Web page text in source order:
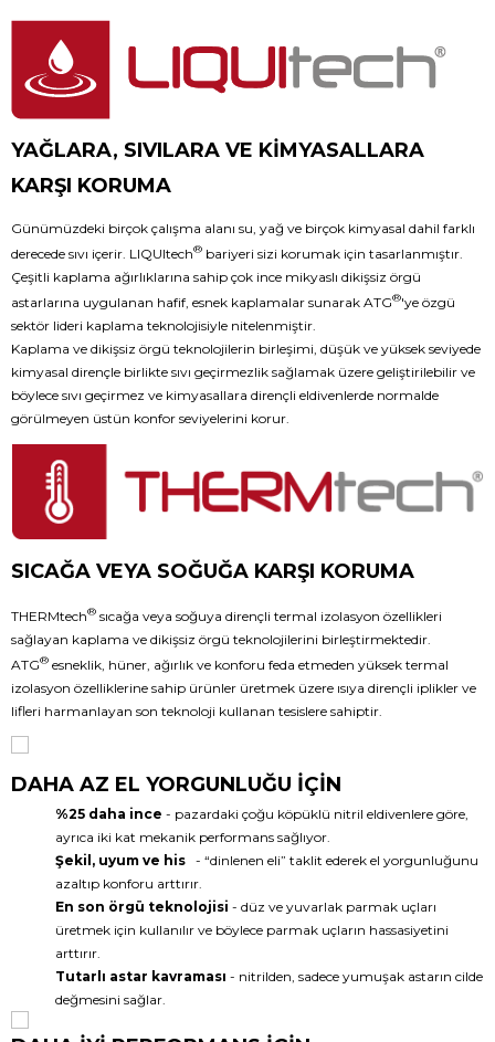
YAĞLARA, SIVILARA VE KİMYASALLARA
KARŞI KORUMA
Günümüzdeki birçok çalışma alanı su, yağ ve birçok kimyasal dahil farklı
derecede sıvı içerir. LIQUItech® bariyeri sizi korumak için tasarlanmıştır.
Çeşitli kaplama ağırlıklarına sahip çok ince mikyaslı dikişsiz örgü
astarlarına uygulanan hafif, esnek kaplamalar sunarak ATG®'ye özgü
sektör lideri kaplama teknolojisiyle nitelenmiştir.
Kaplama ve dikişsiz örgü teknolojilerin birleşimi, düşük ve yüksek seviyede
kimyasal dirençle birlikte sıvı geçirmezlik sağlamak üzere geliştirilebilir ve
böylece sıvı geçirmez ve kimyasallara dirençli eldivenlerde normalde
görülmeyen üstün konfor seviyelerini korur.
SICAĞA VEYA SOĞUĞA KARŞI KORUMA
THERMtech® sıcağa veya soğuya dirençli termal izolasyon özellikleri
sağlayan kaplama ve dikişsiz örgü teknolojilerini birleştirmektedir.
ATG® esneklik, hüner, ağırlık ve konforu feda etmeden yüksek termal
izolasyon özelliklerine sahip ürünler üretmek üzere ısıya dirençli iplikler ve
lifleri harmanlayan son teknoloji kullanan tesislere sahiptir.
DAHA AZ EL YORGUNLUĞU İÇİN
%25 daha ince - pazardaki çoğu köpüklü nitril eldivenlere göre,
ayrıca iki kat mekanik performans sağlıyor.
Şekil, uyum ve his - “dinlenen eli” taklit ederek el yorgunluğunu
azaltıp konforu arttırır.
En son örgü teknolojisi - düz ve yuvarlak parmak uçları
üretmek için kullanılır ve böylece parmak uçların hassasiyetini
arttırır.
Tutarlı astar kavraması - nitrilden, sadece yumuşak astarın cilde
değmesini sağlar.